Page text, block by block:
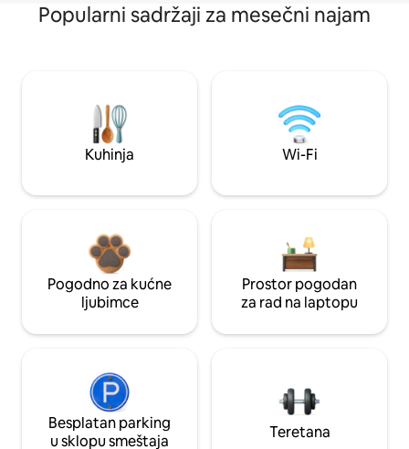
Popularni sadržaji za mesečni najam
Kuhinja Wi-Fi
Pogodno za kućne
ljubimce
Prostor pogodan
za rad na laptopu
Besplatan parking
u sklopu smeštaja
Teretana